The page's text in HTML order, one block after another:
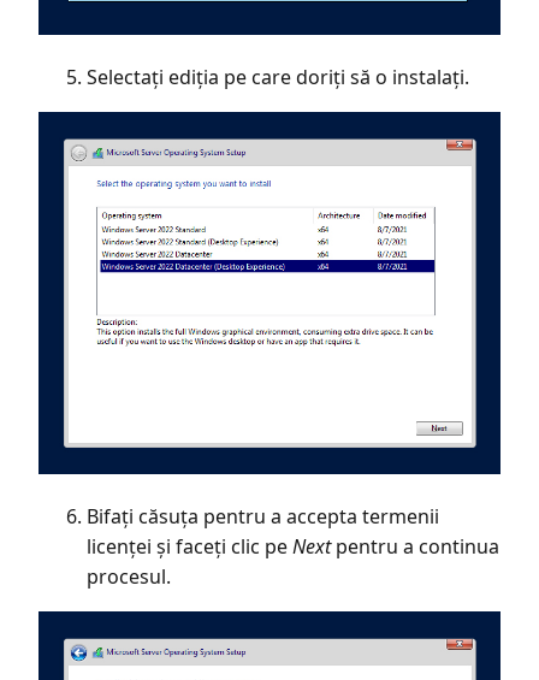
Selectați ediția pe care doriți să o instalați.
Bifați căsuța pentru a accepta termenii
licenței și faceți clic peNextpentru a continua
procesul.